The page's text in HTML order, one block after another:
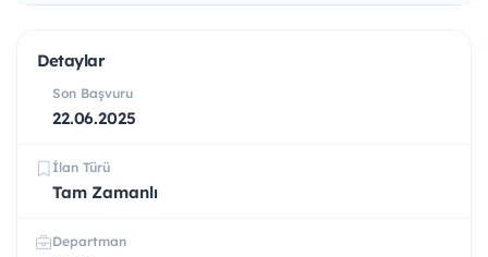
Detaylar
Son Başvuru
22.06.2025
İlan Türü
Tam Zamanlı
Departman